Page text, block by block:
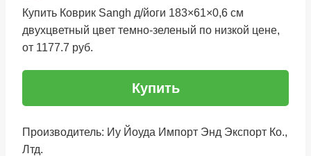
Купить Коврик Sangh д/йоги 183×61×0,6 см
двухцветный цвет темно-зеленый по низкой цене,
от 1177.7 руб.
Купить
Производитель: Иу Йоуда Импорт Энд Экспорт Ко.,
Лтд.